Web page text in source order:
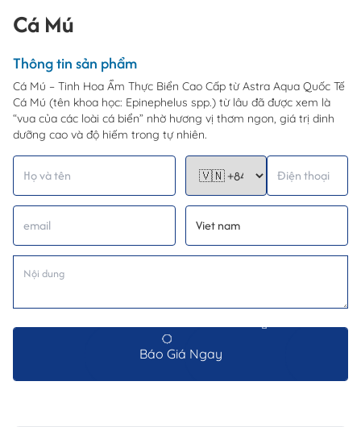
Cá Mú
Thông tin sản phẩm
Cá Mú – Tinh Hoa Ẩm Thực Biển Cao Cấp từ Astra Aqua Quốc Tế
Cá Mú (tên khoa học: Epinephelus spp.) từ lâu đã được xem là
“vua của các loài cá biển” nhờ hương vị thơm ngon, giá trị dinh
dưỡng cao và độ hiếm trong tự nhiên.
Báo Giá Ngay